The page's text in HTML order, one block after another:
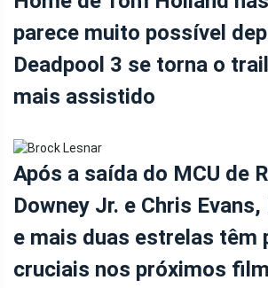
parece muito possível
Deadpool 3 se torna o
mais assistido
Após a saída do MCU de
Downey Jr. e Chris
e mais duas estrelas têm
cruciais nos próximos